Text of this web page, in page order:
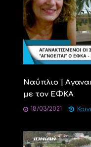
Ναύπλιο |
με τον ΕΦΚΑ
18/03/2021